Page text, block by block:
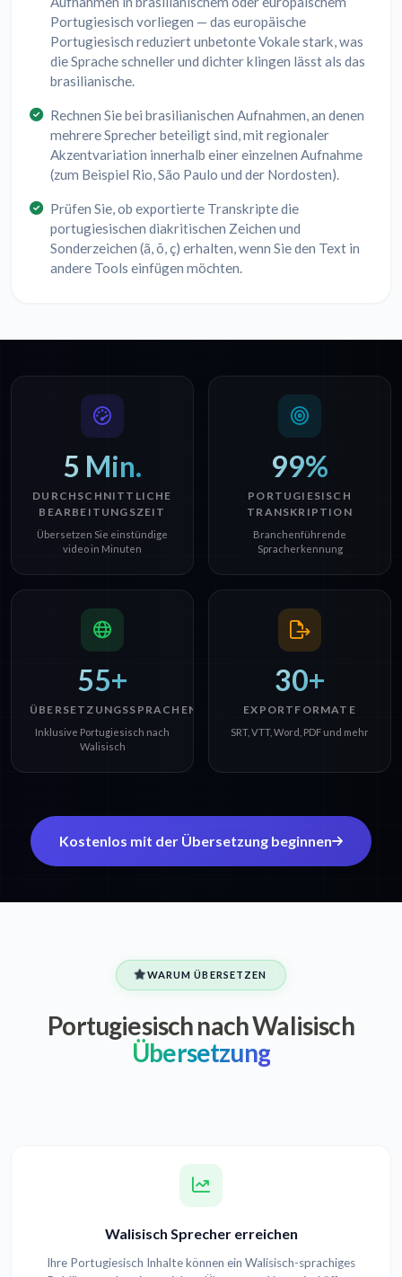
Portugiesisch vorliegen — das europäische
Portugiesisch reduziert unbetonte Vokale stark, was
die Sprache schneller und dichter klingen lässt als das
brasilianische.
Rechnen Sie bei brasilianischen Aufnahmen, an denen
mehrere Sprecher beteiligt sind, mit regionaler
Akzentvariation innerhalb einer einzelnen Aufnahme
(zum Beispiel Rio, São Paulo und der Nordosten).
Prüfen Sie, ob exportierte Transkripte die
portugiesischen diakritischen Zeichen und
Sonderzeichen (ã, õ, ç) erhalten, wenn Sie den Text in
andere Tools einfügen möchten.
5 Min.
DURCHSCHNITTLICHE
BEARBEITUNGSZEIT
Übersetzen Sie einstündige
video in Minuten
99%
PORTUGIESISCH
TRANSKRIPTION
Branchenführende
Spracherkennung
55+
ÜBERSETZUNGSSPRACHEN
Inklusive Portugiesisch nach
Walisisch
30+
EXPORTFORMATE
SRT, VTT, Word, PDF und mehr
Kostenlos mit der Übersetzung beginnen
WARUM ÜBERSETZEN
Portugiesisch nach Walisisch
Übersetzung
Walisisch Sprecher erreichen
Ihre Portugiesisch Inhalte können ein Walisisch-sprachiges